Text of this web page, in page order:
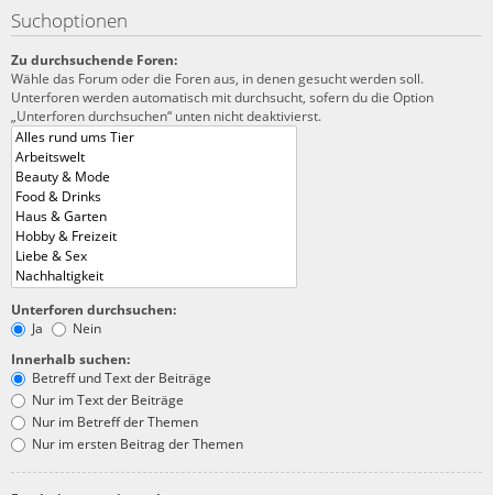
Suchoptionen
Zu durchsuchende Foren:
Wähle das Forum oder die Foren aus, in denen gesucht werden soll.
Unterforen werden automatisch mit durchsucht, sofern du die Option
„Unterforen durchsuchen“ unten nicht deaktivierst.
Unterforen durchsuchen:
Ja
Nein
Innerhalb suchen:
Betreff und Text der Beiträge
Nur im Text der Beiträge
Nur im Betreff der Themen
Nur im ersten Beitrag der Themen